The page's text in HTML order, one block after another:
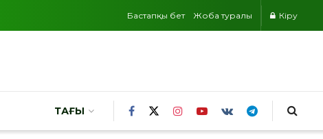
Бастапқы бет Жоба туралы Кіру
ТАҒЫ